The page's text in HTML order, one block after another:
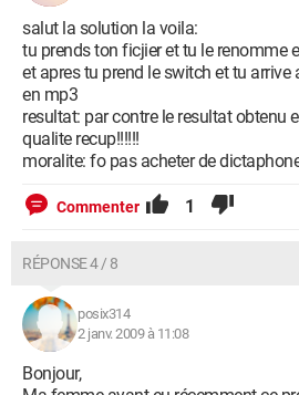
salut la solution la voila:
tu prends ton ficjier et tu le renomme
et apres tu prend le switch et tu
en mp3
resultat: par contre le resultat obtenu
qualite recup!!!!!!
moralite: fo pas acheter de
Commenter 1
RÉPONSE 4 / 8
posix314
2 janv. 2009 à 11:08
Bonjour,